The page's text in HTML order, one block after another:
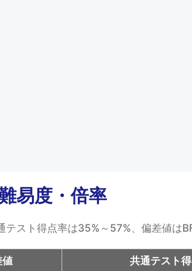
易度・倍率
スト得点率は35%～57%、偏差値は
値 共通テスト